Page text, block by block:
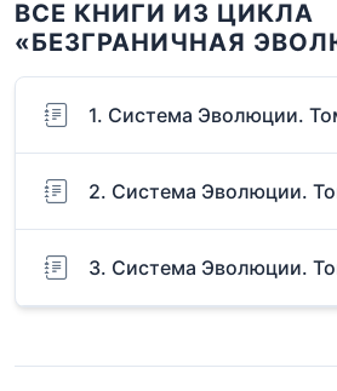
ВСЕ КНИГИ ИЗ ЦИКЛА
«БЕЗГРАНИЧНАЯ
1. Система Эволюции.
2. Система Эволюции.
3. Система Эволюции.